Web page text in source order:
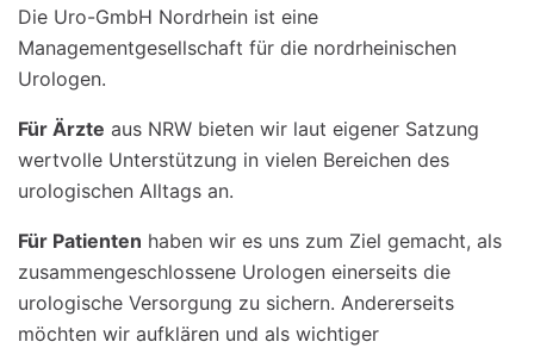
Die Uro-GmbH Nordrhein ist eine
Managementgesellschaft für die nordrheinischen
Urologen.
Für Ärzte aus NRW bieten wir laut eigener Satzung
wertvolle Unterstützung in vielen Bereichen des
urologischen Alltags an.
Für Patienten haben wir es uns zum Ziel gemacht, als
zusammengeschlossene Urologen einerseits die
urologische Versorgung zu sichern. Andererseits
möchten wir aufklären und als wichtiger